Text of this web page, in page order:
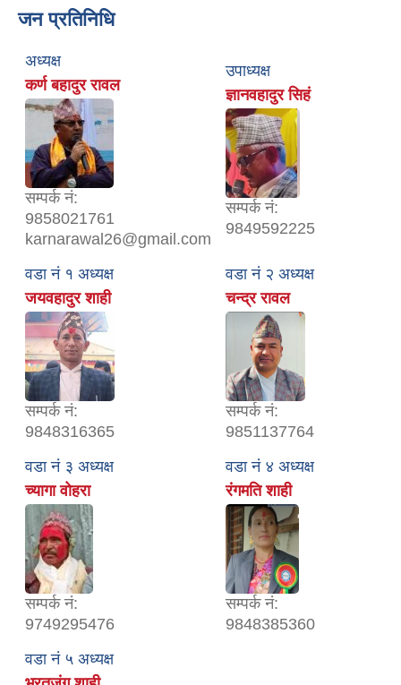
जन प्रतिनिधि
अध्यक्ष
कर्ण बहादुर रावल
सम्पर्क नं:
9858021761
karnarawal26@gmail.com
उपाध्यक्ष
ज्ञानवहादुर सिहं
सम्पर्क नं:
9849592225
वडा नं १ अध्यक्ष
जयवहादुर शाही
सम्पर्क नं:
9848316365
वडा नं २ अध्यक्ष
चन्द्र रावल
सम्पर्क नं:
9851137764
वडा नं ३ अध्यक्ष
च्यागा वोहरा
सम्पर्क नं:
9749295476
वडा नं ४ अध्यक्ष
रंगमति शाही
सम्पर्क नं:
9848385360
वडा नं ५ अध्यक्ष